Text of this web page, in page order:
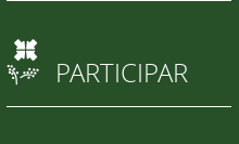
PARTICIPAR